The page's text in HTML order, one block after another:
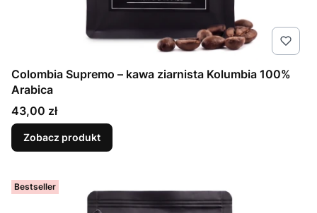
Colombia Supremo – kawa ziarnista Kolumbia 100%
Arabica
Cena
43,00 zł
Zobacz produkt
Bestseller